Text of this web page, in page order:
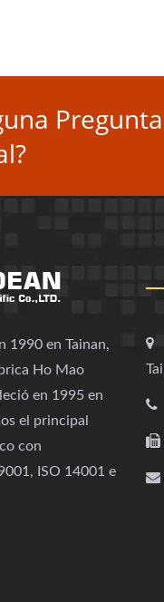
1990 en Tainan,
Ho Mao
en 1995 en
el principal
con
ISO 14001 e